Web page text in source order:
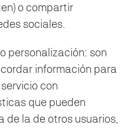
o compartir
sociales.
personalización: son
información para
con
que pueden
de la de otros usuarios,